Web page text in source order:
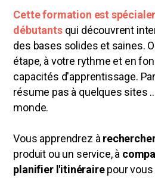
Cette formation est
débutantsqui découvrent
des bases solides et saines.
étape, à votre rythme et en
capacités d'apprentissage.
résume pas à quelques sites
monde.
Vous apprendrez à
produit ou un service, à
planifier l'itinérairepour vous